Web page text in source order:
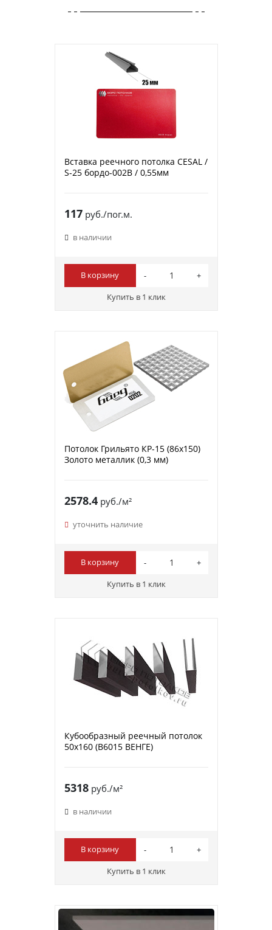
Вставка реечного потолка CESAL /
S-25 бордо-002B / 0,55мм
117руб./пог.м.
в наличии
В корзину
Купить в 1 клик
Потолок Грильято КР-15 (86х150)
Золото металлик (0,3 мм)
2578.4руб./м²
уточнить наличие
В корзину
Купить в 1 клик
Кубообразный реечный потолок
50х160 (B6015 ВЕНГЕ)
5318руб./м²
в наличии
В корзину
Купить в 1 клик